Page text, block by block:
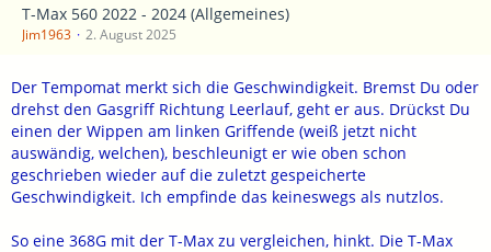
T-Max 560 2022 - 2024 (Allgemeines)
Jim1963 2. August 2025
Der Tempomat merkt sich die Geschwindigkeit. Bremst Du oder
drehst den Gasgriff Richtung Leerlauf, geht er aus. Drückst Du
einen der Wippen am linken Griffende (weiß jetzt nicht
auswändig, welchen), beschleunigt er wie oben schon
geschrieben wieder auf die zuletzt gespeicherte
Geschwindigkeit. Ich empfinde das keineswegs als nutzlos.
So eine 368G mit der T-Max zu vergleichen, hinkt. Die T-Max